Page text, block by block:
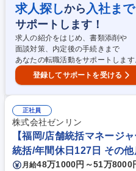
理業務を担当します。 ■現場主体で
ます。 ■ゆくゆくは新ブランドの立
店舗ごとに社員を4名から5名、パ
保します。 募集職種 【福岡空港/新ブランドの店長候補】人気のお菓子の
販売◎業界職種未経験歓迎！
求人探しから 入社まで
サポートします！
求人の紹介をはじめ、書類添削や
面談対策、内定後の手続きまで
あなたの転職活動をサポートします
登録してサポートを受ける
正社員
株式会社ゼンリン
【福岡/店舗統括マネージ
統括/年間休日127日 その
月給48万1000円～51万8000